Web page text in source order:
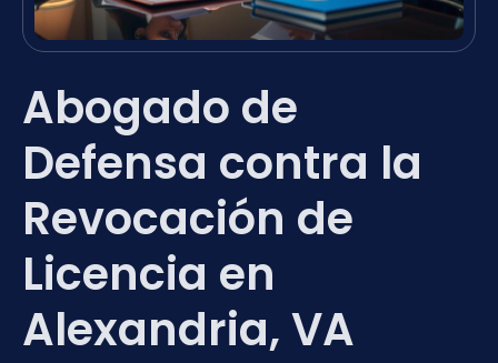
Abogado de
Defensa contra la
Revocación de
Licencia en
Alexandria, VA